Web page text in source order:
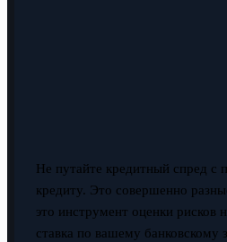
Не путайте кредитный спред с
кредиту. Это совершенно
это инструмент оценки рисков
ставка по вашему банковскому